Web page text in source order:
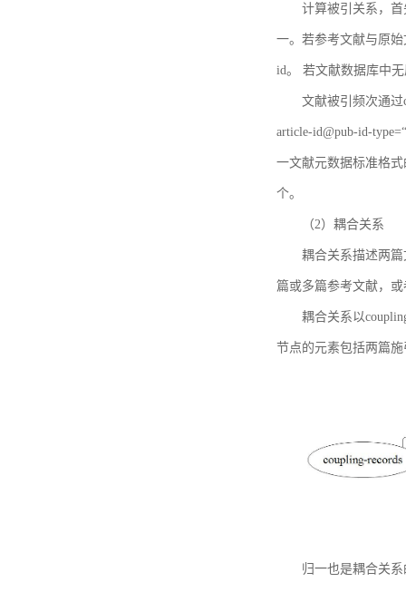
计算被引关系，
一。若参考文献与原
id。 若文献数据库中
文献被引频次通
article-id@pub-id-
一文献元数据标准格
个。
（2）耦合关系
耦合关系描述两
篇或多篇参考文献，
耦合关系以
节点的元素包括两篇
归一也是耦合关